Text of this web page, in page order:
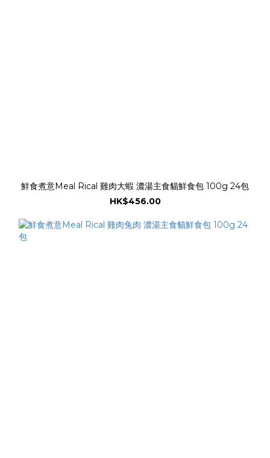
鮮食煮意Meal Rical 雞肉大蝦 濃湯主食貓鮮食包 100g 24包
HK$456.00